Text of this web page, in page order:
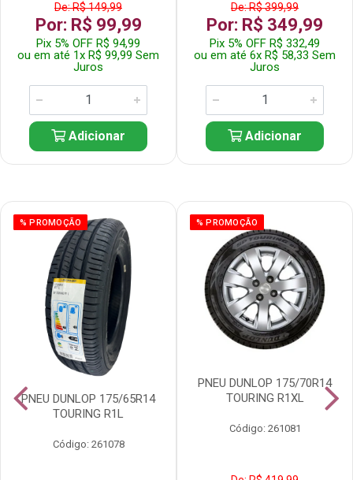
De: R$ 149,99
Por: R$ 99,99
Pix 5% OFF R$ 94,99
ou em até 1x R$ 99,99 Sem
Juros
Adicionar
De: R$ 399,99
Por: R$ 349,99
Pix 5% OFF R$ 332,49
ou em até 6x R$ 58,33 Sem
Juros
Adicionar
% PROMOÇÃO
PNEU DUNLOP 175/65R14
TOURING R1L
Código: 261078
% PROMOÇÃO
PNEU DUNLOP 175/70R14
TOURING R1XL
Código: 261081